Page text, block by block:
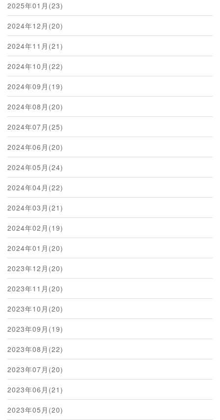
2025年01月(23)
2024年12月(20)
2024年11月(21)
2024年10月(22)
2024年09月(19)
2024年08月(20)
2024年07月(25)
2024年06月(20)
2024年05月(24)
2024年04月(22)
2024年03月(21)
2024年02月(19)
2024年01月(20)
2023年12月(20)
2023年11月(20)
2023年10月(20)
2023年09月(19)
2023年08月(22)
2023年07月(20)
2023年06月(21)
2023年05月(20)